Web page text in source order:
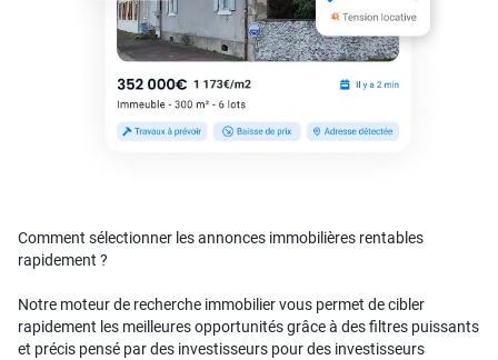
Comment sélectionner les annonces immobilières rentables
rapidement ?
Notre moteur de recherche immobilier vous permet de cibler
rapidement les meilleures opportunités grâce à des filtres puissants
et précis pensé par des investisseurs pour des investisseurs